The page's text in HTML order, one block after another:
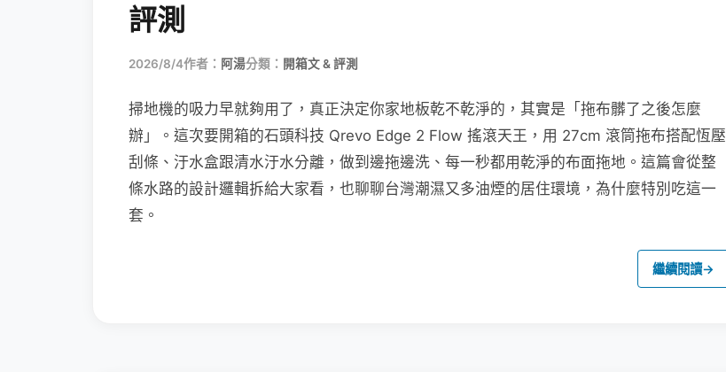
評測
2026/8/4作者： 阿湯分類： 開箱文 & 評測
掃地機的吸力早就夠用了，真正決定你家地板乾不乾淨的，其實是「拖布髒了之後怎麼
辦」。這次要開箱的石頭科技 Qrevo Edge 2 Flow 搖滾天王，用 27cm 滾筒拖布搭配恆壓
刮條、汙水盒跟清水汙水分離，做到邊拖邊洗、每一秒都用乾淨的布面拖地。這篇會從整
條水路的設計邏輯拆給大家看，也聊聊台灣潮濕又多油煙的居住環境，為什麼特別吃這一
套。
繼續閱讀→